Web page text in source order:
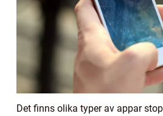
Det finns olika typer av appar